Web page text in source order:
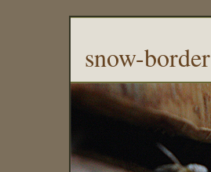
snow-border